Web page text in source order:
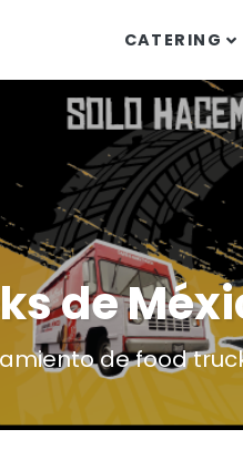
CATERING
de
de food